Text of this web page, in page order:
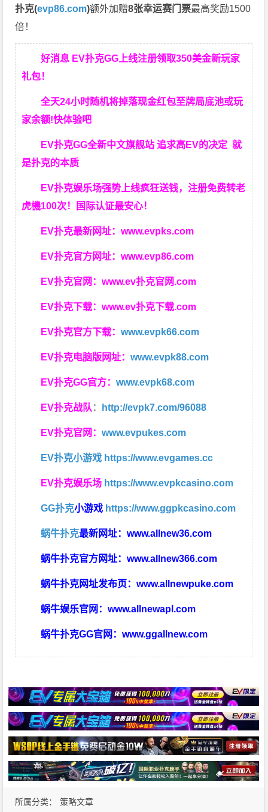
扑克(evp86.com)额外加赠8张幸运赛门票最高奖励1500
倍！
好消息 EV扑克GG上线注册领取350美金新玩家
礼包！
全天24小时随机将掉落现金红包至牌局底池或玩
家余额!快体验吧
EV扑克GG全新中文旗舰站 追求高EV的决定就
是扑克的本质
EV扑克娱乐场强势上线疯狂送钱，注册免费转老
虎機100次！国际认证最安心！
EV扑克最新网址：www.evpks.com
EV扑克官方网址：www.evp86.com
EV扑克官网：www.ev扑克官网.com
EV扑克下载：www.ev扑克下载.com
EV扑克官方下载：www.evpk66.com
EV扑克电脑版网址：www.evpk88.com
EV扑克GG官方：www.evpk68.com
EV扑克战队 ： http://evpk7.com/96088
EV扑克官网：www.evpukes.com
EV扑克小游戏 https://www.evgames.cc
EV扑克娱乐场 https://www.evpkcasino.com
GG扑克小游戏 https://www.ggpkcasino.com
蜗牛扑克最新网址：www.allnew36.com
蜗牛扑克官方网址：www.allnew366.com
蜗牛扑克网址发布页：www.allnewpuke.com
蜗牛娱乐官网：www.allnewapl.com
蜗牛扑克GG官网：www.ggallnew.com
所属分类： 策略文章